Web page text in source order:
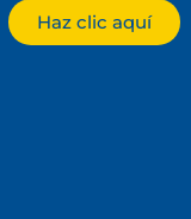
Haz clic aquí